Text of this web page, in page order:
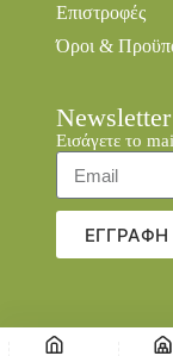
Επιστροφές
Όροι &
Newsletter
Εισάγετε το
ΕΓΓΡΑΦΗ